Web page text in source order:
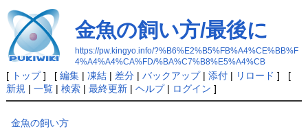
金魚の飼い方/最後に
https://pw.kingyo.info/?%B6%E2%B5%FB%A4%CE%BB%F
4%A4%A4%CA%FD/%BA%C7%B8%E5%A4%CB
[ トップ] [ 編集| 凍結| 差分| バックアップ| 添付| リロード ] [
新規 | 一覧| 検索| 最終更新| ヘルプ| ログイン ]
金魚の飼い方